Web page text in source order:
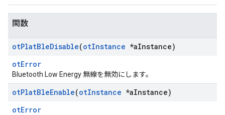
関数
otPlatBleDisable(otInstance *aInstance)
otError
Bluetooth Low Energy 無線を無効にします。
otPlatBleEnable(otInstance *aInstance)
otError